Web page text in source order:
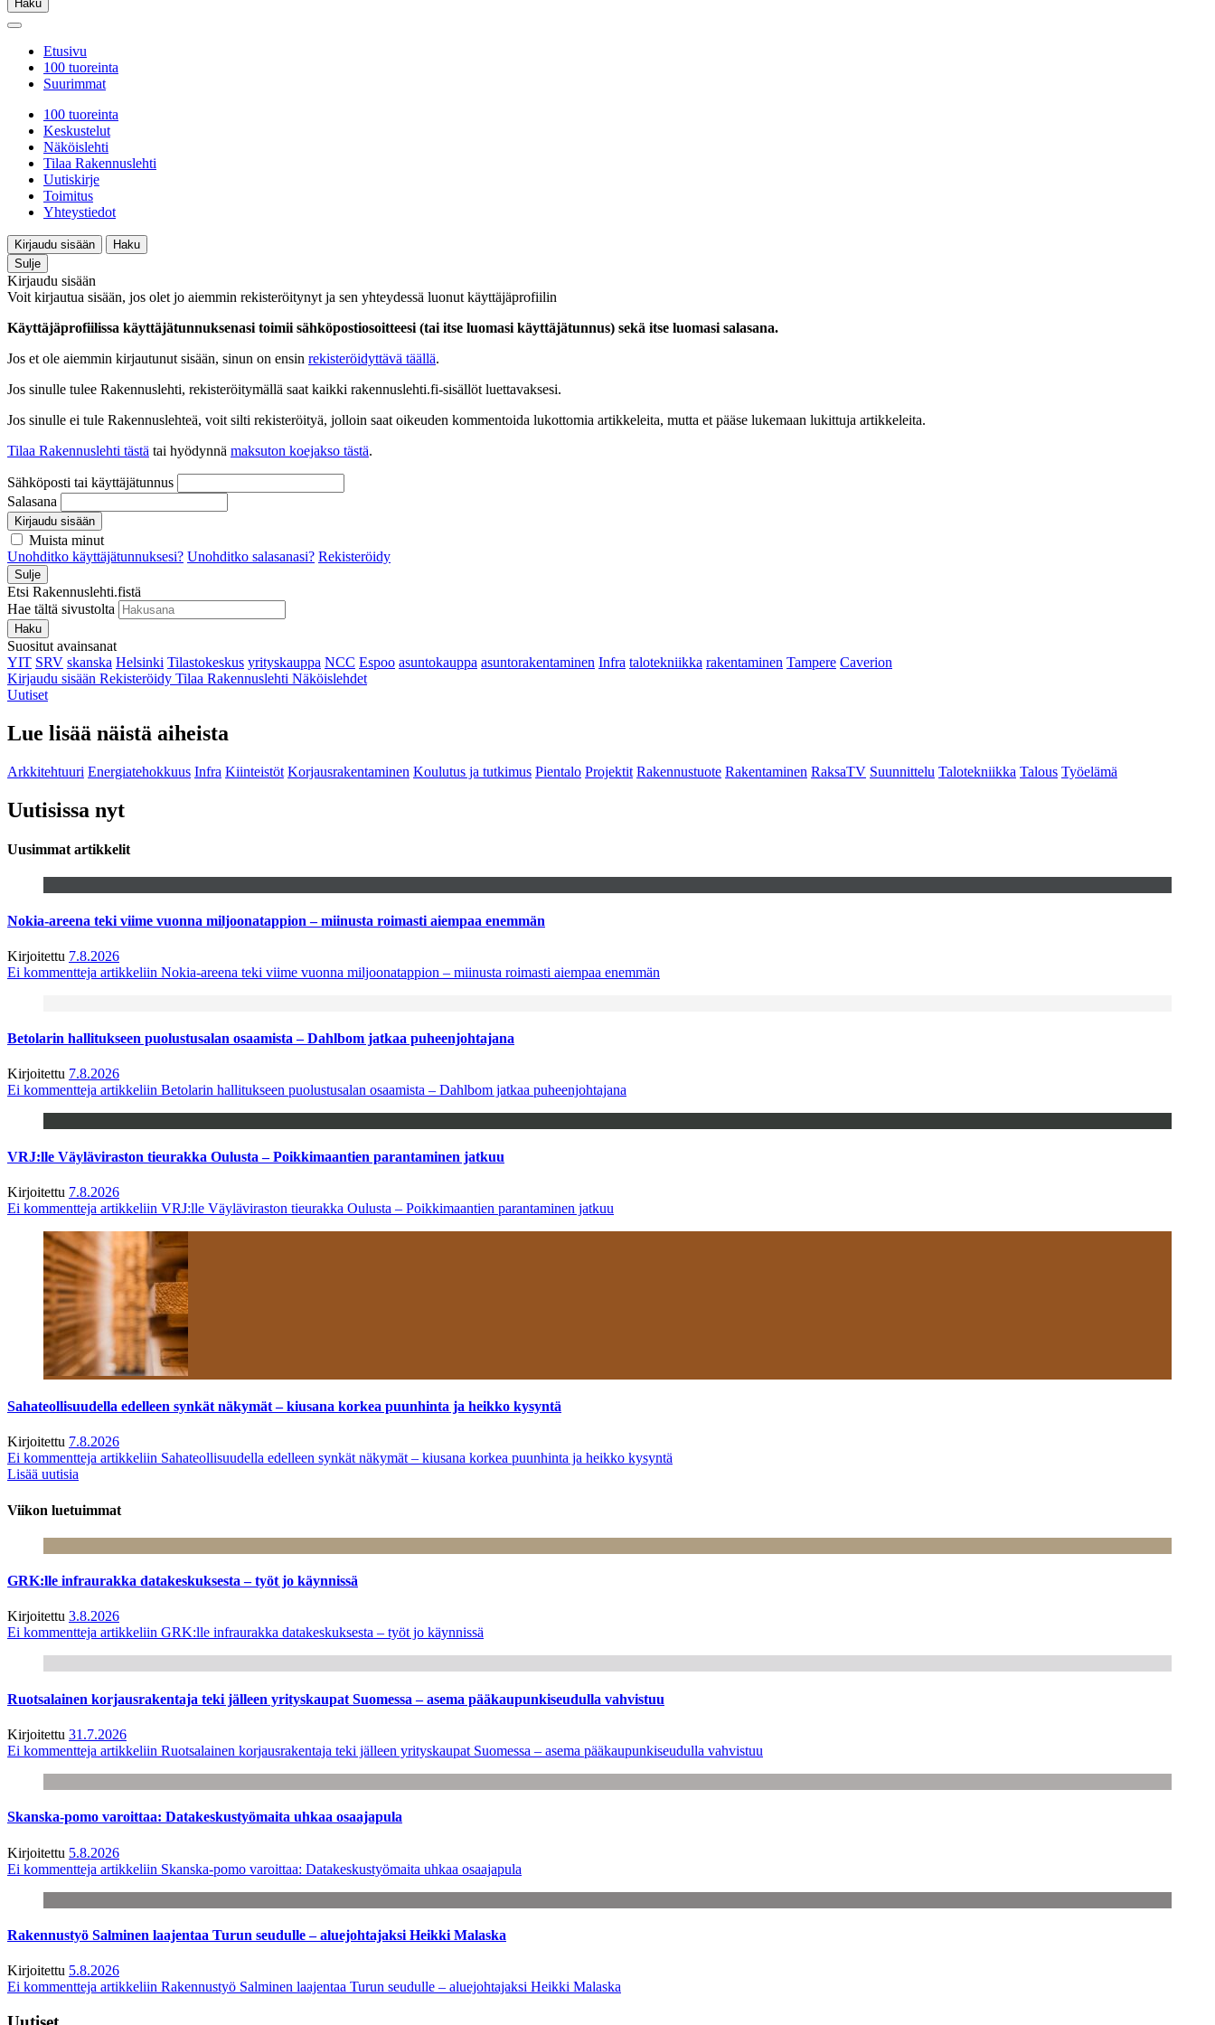
Haku
Etusivu
100 tuoreinta
Suurimmat
100 tuoreinta
Keskustelut
Näköislehti
Tilaa Rakennuslehti
Uutiskirje
Toimitus
Yhteystiedot
Kirjaudu sisään
Haku
Sulje
Kirjaudu sisään
Voit kirjautua sisään, jos olet jo aiemmin rekisteröitynyt ja sen yhteydessä luonut käyttäjäprofiilin
Käyttäjäprofiilissa käyttäjätunnuksenasi toimii sähköpostiosoitteesi (tai itse luomasi käyttäjätunnus) sekä itse luomasi salasana.
Jos et ole aiemmin kirjautunut sisään, sinun on ensin rekisteröidyttävä täällä.
Jos sinulle tulee Rakennuslehti, rekisteröitymällä saat kaikki rakennuslehti.fi-sisällöt luettavaksesi.
Jos sinulle ei tule Rakennuslehteä, voit silti rekisteröityä, jolloin saat oikeuden kommentoida lukottomia artikkeleita, mutta et pääse lukemaan lukittuja artikkeleita.
Tilaa Rakennuslehti tästä tai hyödynnä maksuton koejakso tästä.
Sähköposti tai käyttäjätunnus
Salasana
Kirjaudu sisään
Muista minut
Unohditko käyttäjätunnuksesi? Unohditko salasanasi? Rekisteröidy
Sulje
Etsi Rakennuslehti.fistä
Hae tältä sivustolta
Haku
Suositut avainsanat
YIT SRV skanska Helsinki Tilastokeskus yrityskauppa NCC Espoo asuntokauppa asuntorakentaminen Infra talotekniikka rakentaminen Tampere Caverion
Kirjaudu sisään Rekisteröidy Tilaa Rakennuslehti Näköislehdet
Uutiset
Lue lisää näistä aiheista
Arkkitehtuuri Energiatehokkuus Infra Kiinteistöt Korjausrakentaminen Koulutus ja tutkimus Pientalo Projektit Rakennustuote Rakentaminen RaksaTV Suunnittelu Talotekniikka Talous Työelämä
Uutisissa nyt
Uusimmat artikkelit
Nokia-areena teki viime vuonna miljoonatappion – miinusta roimasti aiempaa enemmän
Kirjoitettu 7.8.2026
Ei kommentteja artikkeliin Nokia-areena teki viime vuonna miljoonatappion – miinusta roimasti aiempaa enemmän
Betolarin hallitukseen puolustusalan osaamista – Dahlbom jatkaa puheenjohtajana
Kirjoitettu 7.8.2026
Ei kommentteja artikkeliin Betolarin hallitukseen puolustusalan osaamista – Dahlbom jatkaa puheenjohtajana
VRJ:lle Väyläviraston tieurakka Oulusta – Poikkimaantien parantaminen jatkuu
Kirjoitettu 7.8.2026
Ei kommentteja artikkeliin VRJ:lle Väyläviraston tieurakka Oulusta – Poikkimaantien parantaminen jatkuu
Sahateollisuudella edelleen synkät näkymät – kiusana korkea puunhinta ja heikko kysyntä
Kirjoitettu 7.8.2026
Ei kommentteja artikkeliin Sahateollisuudella edelleen synkät näkymät – kiusana korkea puunhinta ja heikko kysyntä
Lisää uutisia
Viikon luetuimmat
GRK:lle infraurakka datakeskuksesta – työt jo käynnissä
Kirjoitettu 3.8.2026
Ei kommentteja artikkeliin GRK:lle infraurakka datakeskuksesta – työt jo käynnissä
Ruotsalainen korjausrakentaja teki jälleen yrityskaupat Suomessa – asema pääkaupunkiseudulla vahvistuu
Kirjoitettu 31.7.2026
Ei kommentteja artikkeliin Ruotsalainen korjausrakentaja teki jälleen yrityskaupat Suomessa – asema pääkaupunkiseudulla vahvistuu
Skanska-pomo varoittaa: Datakeskustyömaita uhkaa osaajapula
Kirjoitettu 5.8.2026
Ei kommentteja artikkeliin Skanska-pomo varoittaa: Datakeskustyömaita uhkaa osaajapula
Rakennustyö Salminen laajentaa Turun seudulle – aluejohtajaksi Heikki Malaska
Kirjoitettu 5.8.2026
Ei kommentteja artikkeliin Rakennustyö Salminen laajentaa Turun seudulle – aluejohtajaksi Heikki Malaska